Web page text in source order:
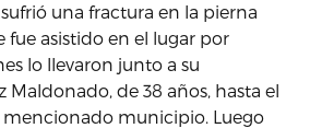
una fractura en la pierna
fue asistido en el lugar por
lo llevaron junto a su
Maldonado, de 38 años, hasta el
mencionado municipio. Luego